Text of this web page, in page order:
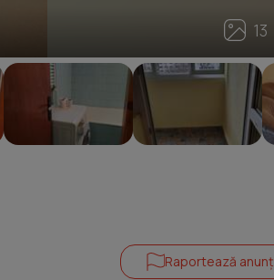
13
13
Raportează anunț